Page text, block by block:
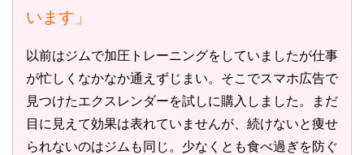
います」
以前はジムで加圧トレーニングをしていましたが仕事
が忙しくなかなか通えずじまい。そこでスマホ広告で
見つけたエクスレンダーを試しに購入しました。まだ
目に見えて効果は表れていませんが、続けないと痩せ
られないのはジムも同じ。少なくとも食べ過ぎを防ぐ